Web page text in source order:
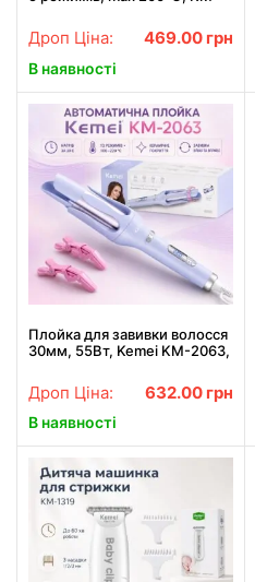
волосся / Плойка для
накручування локонів
Дроп Ціна: 469.00 грн
В наявності
Плойка для завивки волосся
30мм, 55Вт, Kemei KM-2063,
Автоматична плойка для
локонів / Стайлер для
локонів
Дроп Ціна: 632.00 грн
В наявності